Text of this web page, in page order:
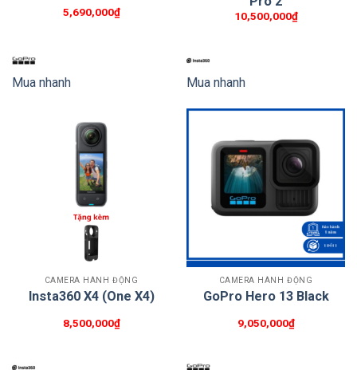
5,690,000₫
Mua nhanh
10,500,000₫
Mua nhanh
CAMERA HÀNH ĐỘNG
Insta360 X4 (One X4)
8,500,000₫
CAMERA HÀNH ĐỘNG
GoPro Hero 13 Black
9,050,000₫